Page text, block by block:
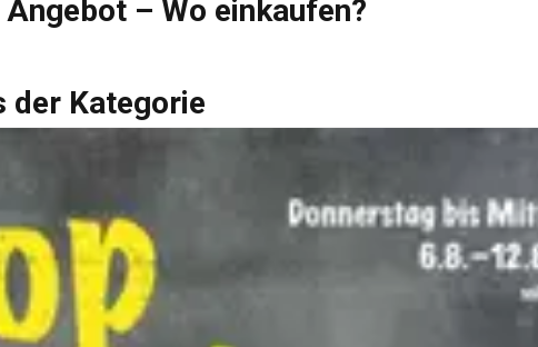
– Wo einkaufen?
der Kategorie